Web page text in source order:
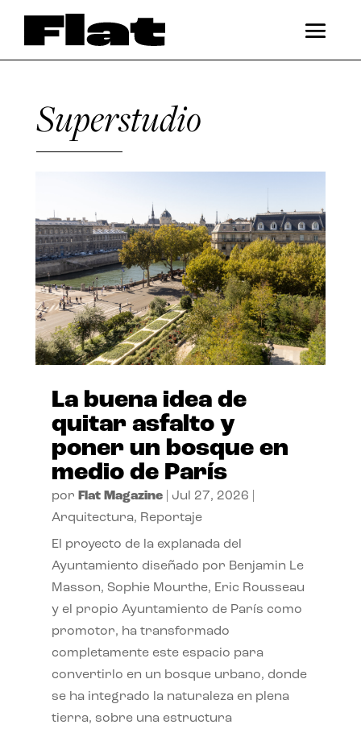
Superstudio
La buena idea de
quitar asfalto y
poner un bosque en
medio de París
por Flat Magazine| Jul 27, 2026
Arquitectura, Reportaje
El proyecto de la explanada del
Ayuntamiento diseñado por Benjamin Le
Masson, Sophie Mourthe, Eric Rousseau
y el propio Ayuntamiento de París como
promotor, ha transformado
completamente este espacio para
convertirlo en un bosque urbano, donde
se ha integrado la naturaleza en plena
tierra, sobre una estructura